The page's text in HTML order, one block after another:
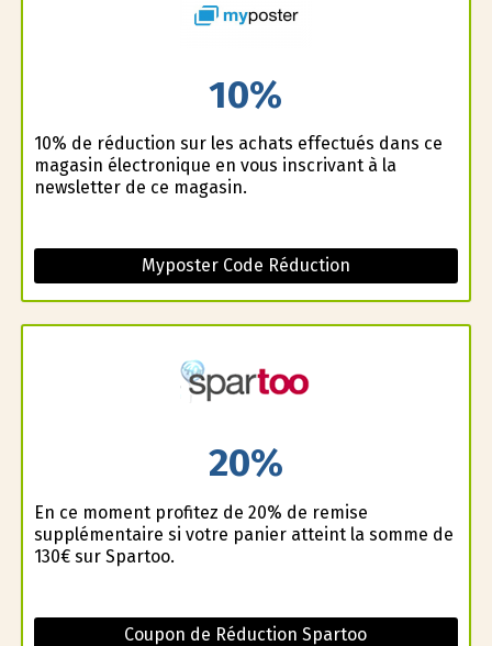
10%
10% de réduction sur les achats effectués dans ce
magasin électronique en vous inscrivant à la
newsletter de ce magasin.
Myposter Code Réduction
20%
En ce moment profitez de 20% de remise
supplémentaire si votre panier atteint la somme de
130€ sur Spartoo.
Coupon de Réduction Spartoo